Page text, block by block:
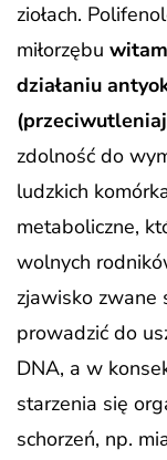
ziołach.
miłorzębu
działaniu
zdolność do
ludzkich
metaboliczne,
wolnych
zjawisko zwane
prowadzić do
DNA, a w
starzenia się
schorzeń, np.